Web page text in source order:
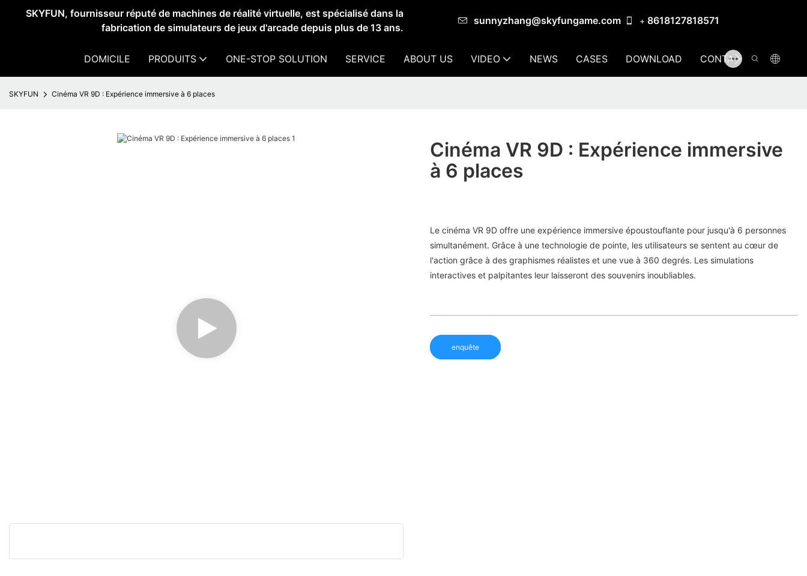
SKYFUN, fournisseur réputé de machines de réalité virtuelle, est spécialisé dans la
fabrication de simulateurs de jeux d'arcade depuis plus de 13 ans.
sunnyzhang@skyfungame.com +8618127818571
DOMICILE PRODUITS ONE-STOP SOLUTION SERVICE ABOUT US VIDEO NEWS CASES DOWNLOAD CONTACT US
SKYFUN Cinéma VR 9D : Expérience immersive à 6 places
Cinéma VR 9D : Expérience immersive
à 6 places
Le cinéma VR 9D offre une expérience immersive époustouflante pour jusqu'à 6 personnes
simultanément. Grâce à une technologie de pointe, les utilisateurs se sentent au cœur de
l'action grâce à des graphismes réalistes et une vue à 360 degrés. Les simulations
interactives et palpitantes leur laisseront des souvenirs inoubliables.
enquête